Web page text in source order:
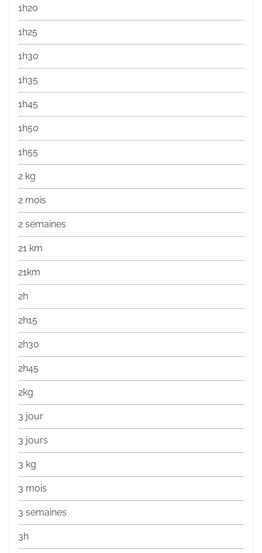
1h20
1h25
1h30
1h35
1h45
1h50
1h55
2 kg
2 mois
2 semaines
21 km
21km
2h
2h15
2h30
2h45
2kg
3 jour
3 jours
3 kg
3 mois
3 semaines
3h